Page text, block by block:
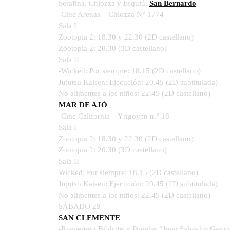
Serafina, Chiozza y Esquiú, San Bernardo.
-Cine Arenas – Chiozza N° 1774
Sala I
Zootopia 2: 18.30 y 22.30 (2D castellano)
Zootopia 2: 20.30 (3D castellano)
Sala II
-Wicked: Por siempre: 18.15 (2D castellano)
Jujutsu Kaisen: Ejecución: 20.45 (2D subtitulada)
No alimentes a los niños: 22.45 (2D castellano)
MAR DE AJÓ
-Cine California – Yrigoyen n.° 18
Sala I
Zootopia 2: 18.30 y 22.30 (2D castellano)
Zootopia 2: 20.30 (3D castellano)
Sala II
Wicked: Por siempre: 18.15 (2D castellano)
Jujutsu Kaisen: Ejecución: 20.45 (2D subtitulada)
No alimentes a los niños: 22.45 (2D castellano)
SÁBADO 29
SAN CLEMENTE